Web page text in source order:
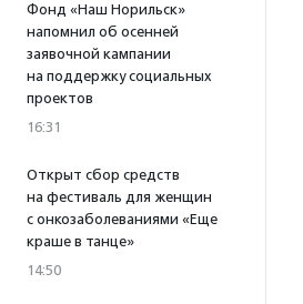
Фонд «Наш Норильск»
напомнил об осенней
заявочной кампании
на поддержку социальных
проектов
16:31
Открыт сбор средств
на фестиваль для женщин
с онкозаболеваниями «Еще
краше в танце»
14:50